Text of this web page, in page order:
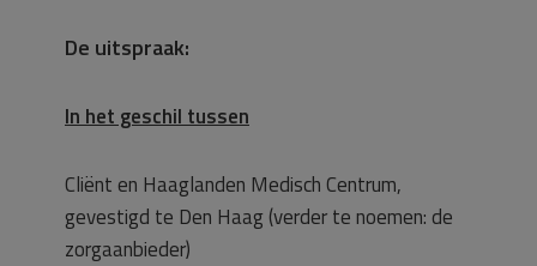
De uitspraak:
In het geschil tussen
Cliënt en Haaglanden Medisch Centrum,
gevestigd te Den Haag (verder te noemen: de
zorgaanbieder)